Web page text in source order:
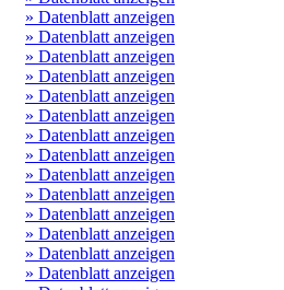
» Datenblatt anzeigen
» Datenblatt anzeigen
» Datenblatt anzeigen
» Datenblatt anzeigen
» Datenblatt anzeigen
» Datenblatt anzeigen
» Datenblatt anzeigen
» Datenblatt anzeigen
» Datenblatt anzeigen
» Datenblatt anzeigen
» Datenblatt anzeigen
» Datenblatt anzeigen
» Datenblatt anzeigen
» Datenblatt anzeigen